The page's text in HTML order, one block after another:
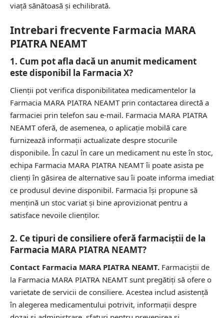
viață sănătoasă și echilibrată.
Intrebari frecvente Farmacia MARA
PIATRA NEAMT
1. Cum pot afla dacă un anumit medicament
este disponibil la Farmacia X?
Clienții pot verifica disponibilitatea medicamentelor la
Farmacia MARA PIATRA NEAMT prin contactarea directă a
farmaciei prin telefon sau e-mail. Farmacia MARA PIATRA
NEAMT oferă, de asemenea, o aplicație mobilă care
furnizează informații actualizate despre stocurile
disponibile. În cazul în care un medicament nu este în stoc,
echipa Farmacia MARA PIATRA NEAMT îi poate asista pe
clienți în găsirea de alternative sau îi poate informa imediat
ce produsul devine disponibil. Farmacia își propune să
mențină un stoc variat și bine aprovizionat pentru a
satisface nevoile clienților.
2. Ce tipuri de consiliere oferă farmaciștii de la
Farmacia MARA PIATRA NEAMT?
Contact Farmacia MARA PIATRA NEAMT. Farmaciștii de
la Farmacia MARA PIATRA NEAMT sunt pregătiți să ofere o
varietate de servicii de consiliere. Acestea includ asistență
în alegerea medicamentului potrivit, informații despre